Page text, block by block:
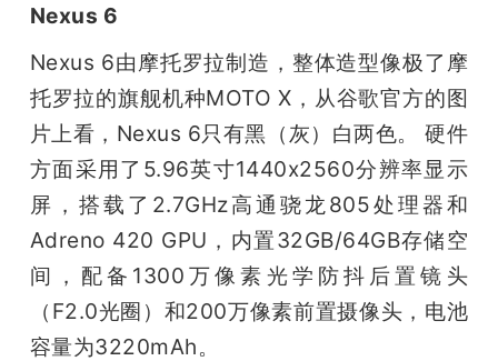
Nexus 6
Nexus 6由摩托罗拉制造，整体造型像极了摩
托罗拉的旗舰机种MOTO X，从谷歌官方的图
片上看，Nexus 6只有黑（灰）白两色。 硬件
方面采用了5.96英寸1440x2560分辨率显示
屏，搭载了2.7GHz高通骁龙805处理器和
Adreno 420 GPU，内置32GB/64GB存储空
间，配备1300万像素光学防抖后置镜头
（F2.0光圈）和200万像素前置摄像头，电池
容量为3220mAh。